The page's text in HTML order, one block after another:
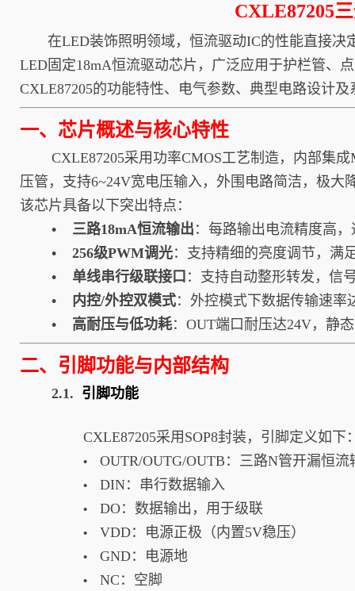
CXLE87205
在LED装饰照明领域，恒流驱动IC的性能直接决
LED固定18mA恒流驱动芯片，广泛应用于护栏管、
CXLE87205的功能特性、电气参数、典型电路设计
一、芯片概述与核心特性
CXLE87205采用功率CMOS工艺制造，内部集成
压管，支持6~24V宽电压输入，外围电路简洁，极大
该芯片具备以下突出特点：
• 三路18mA恒流输出 ：每路输出电流精度高
• 256级PWM调光：支持精细的亮度调节，满
• 单线串行级联接口 ：支持自动整形转发，信
• 内控/外控双模式：外控模式下数据传输速率
• 高耐压与低功耗：OUT端口耐压达24V，静
二、引脚功能与内部结构
2.1. 引脚功能
CXLE87205采用SOP8封装，引脚定义如下
• OUTR/OUTG/OUTB：三路N管开漏恒流
• DIN：串行数据输入
• DO：数据输出，用于级联
• VDD：电源正极（内置5V稳压）
• GND：电源地
• NC：空脚